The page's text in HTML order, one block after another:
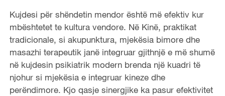
Kujdesi për shëndetin mendor është më efektiv kur
mbështetet te kultura vendore. Në Kinë, praktikat
tradicionale, si akupunktura, mjekësia bimore dhe
masazhi terapeutik janë integruar gjithnjë e më shumë
në kujdesin psikiatrik modern brenda një kuadri të
njohur si mjekësia e integruar kineze dhe
perëndimore. Kjo qasje sinergjike ka pasur efektivitet